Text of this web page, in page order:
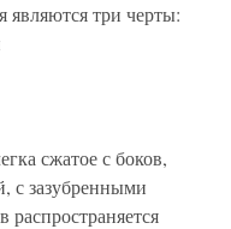
являются три черты:
сжатое с боков,
с зазубренными